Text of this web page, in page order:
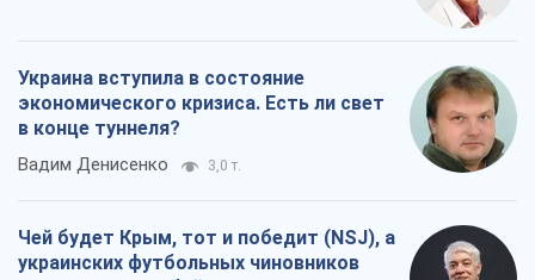
Украина вступила в состояние
экономического кризиса. Есть ли свет
в конце туннеля?
Вадим Денисенко 3,0 т.
Чей будет Крым, тот и победит (NSJ), а
украинских футбольных чиновников